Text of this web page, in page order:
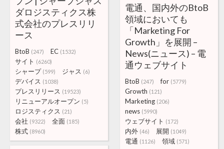
ダロジスティクス株
式会社のプレスリリ
ース
BtoB (247) EC (1532)
サイト (6260)
シャープ (599) ジャス (6)
デバイス (1038)
プレスリリース (19523)
リニューアルオープン (5)
ロジスティクス (21)
会社 (9322) 全面 (185)
株式 (8960)
電通、国内外のBtoB
領域においても
「Marketing For
Growth」を展開 –
News(ニュース) – 電
通ウェブサイト
BtoB (247) for (5779)
Growth (121)
Marketing (206)
news (5990)
ウェブサイト (172)
内外 (46) 展開 (1049)
電通 (1126) 領域 (571)